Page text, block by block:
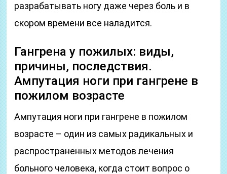
разрабатывать ногу даже через боль и в
скором времени все наладится.
Гангрена у пожилых: виды,
причины, последствия.
Ампутация ноги при гангрене в
пожилом возрасте
Ампутация ноги при гангрене в пожилом
возрасте – один из самых радикальных и
распространенных методов лечения
больного человека, когда стоит вопрос о